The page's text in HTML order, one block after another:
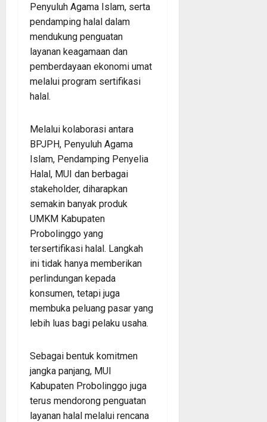
Penyuluh Agama Islam, serta
pendamping halal dalam
mendukung penguatan
layanan keagamaan dan
pemberdayaan ekonomi umat
melalui program sertifikasi
halal.
Melalui kolaborasi antara
BPJPH, Penyuluh Agama
Islam, Pendamping Penyelia
Halal, MUI dan berbagai
stakeholder, diharapkan
semakin banyak produk
UMKM Kabupaten
Probolinggo yang
tersertifikasi halal. Langkah
ini tidak hanya memberikan
perlindungan kepada
konsumen, tetapi juga
membuka peluang pasar yang
lebih luas bagi pelaku usaha.
Sebagai bentuk komitmen
jangka panjang, MUI
Kabupaten Probolinggo juga
terus mendorong penguatan
layanan halal melalui rencana